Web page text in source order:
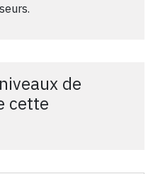
de
cette